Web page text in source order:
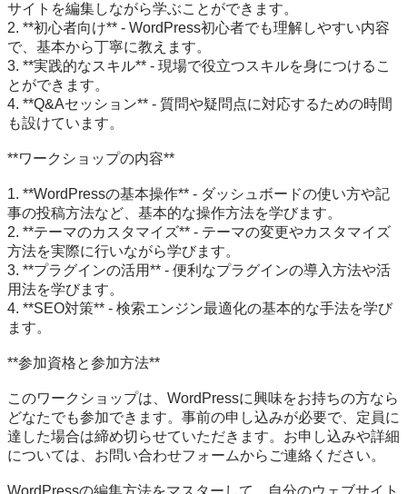
サイトを編集しながら学ぶことができます。
2. **初心者向け** - WordPress初心者でも理解しやすい内容
で、基本から丁寧に教えます。
3. **実践的なスキル** - 現場で役立つスキルを身につけるこ
とができます。
4. **Q&Aセッション** - 質問や疑問点に対応するための時間
も設けています。
**ワークショップの内容**
1. **WordPressの基本操作** - ダッシュボードの使い方や記
事の投稿方法など、基本的な操作方法を学びます。
2. **テーマのカスタマイズ** - テーマの変更やカスタマイズ
方法を実際に行いながら学びます。
3. **プラグインの活用** - 便利なプラグインの導入方法や活
用法を学びます。
4. **SEO対策** - 検索エンジン最適化の基本的な手法を学び
ます。
**参加資格と参加方法**
このワークショップは、WordPressに興味をお持ちの方なら
どなたでも参加できます。事前の申し込みが必要で、定員に
達した場合は締め切らせていただきます。お申し込みや詳細
については、お問い合わせフォームからご連絡ください。
WordPressの編集方法をマスターして、自分のウェブサイト